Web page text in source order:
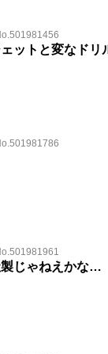
ットと変なドリ
じゃねえかな…